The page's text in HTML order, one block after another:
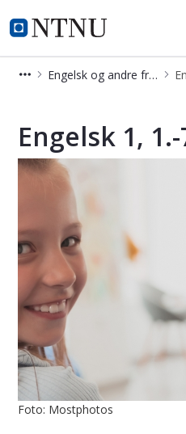
NTNU Hjemmeside
Videreutdanning
Engelsk og andre fremmedspråk
Engelsk 1,
Foto: Mostphotos